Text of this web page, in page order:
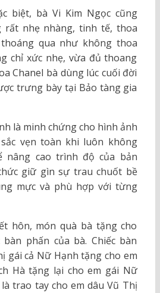
biệt, bà Vi Kim Ngọc cũng
rất nhẹ nhàng, tinh tế, thoa
qua như không thoa
chỉ xức nhẹ, vừa đủ thoang
Chanel bà dùng lúc cuối đời
trưng bày tại Bảo tàng gia
là minh chứng cho hình ảnh
vẹn toàn khi luôn không
nâng cao trình độ của bản
giữ gìn sự trau chuốt bề
mực và phù hợp với từng
hôn, món quà bà tặng cho
phấn của bà. Chiếc bàn
gái cả Nữ Hạnh tặng cho em
Hà tặng lại cho em gái Nữ
trao tay cho em dâu Vũ Thị